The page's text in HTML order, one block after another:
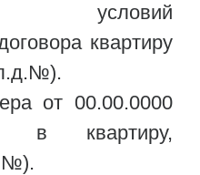
условий
квартиру
от 00.00.0000
в квартиру,